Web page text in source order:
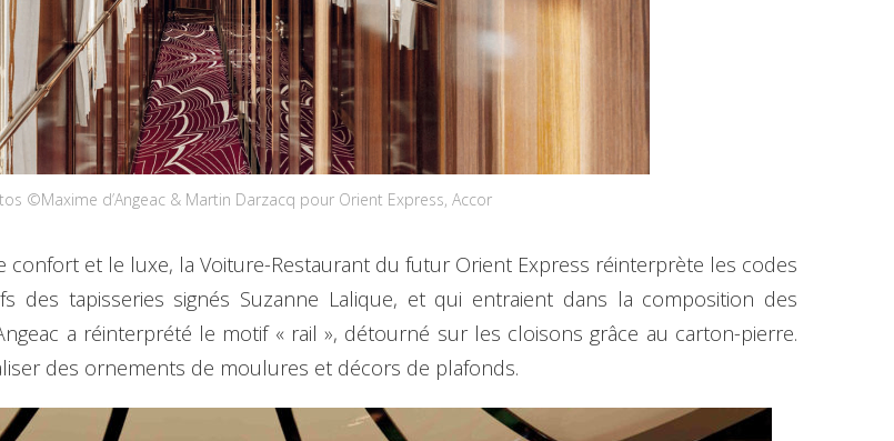
©Maxime d’Angeac & Martin Darzacq pour Orient Express, Accor
confort et le luxe, la Voiture-Restaurant du futur Orient Express réinterprète les codes
des tapisseries signés Suzanne Lalique, et qui entraient dans la composition des
a réinterprété le motif « rail », détourné sur les cloisons grâce au carton-pierre.
des ornements de moulures et décors de plafonds.